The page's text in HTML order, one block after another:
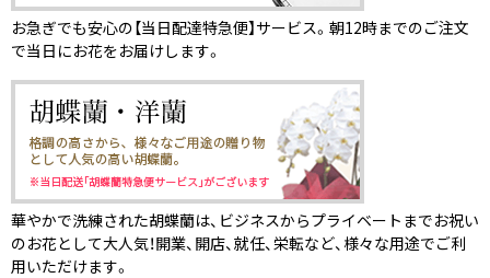
お急ぎでも安心の【当日配達特急便】サービス。朝12時までのご注文
で当日にお花をお届けします。
華やかで洗練された胡蝶蘭は、ビジネスからプライベートまでお祝い
のお花として大人気！開業、開店、就任、栄転など、様々な用途でご利
用いただけます。